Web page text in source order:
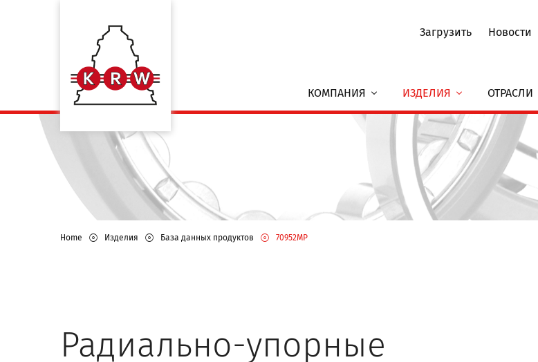
Загрузить Новости
КОМПАНИЯ ИЗДЕЛИЯ ОТРАСЛИ
Home Изделия База данных продуктов 70952MP
Радиально-упорные